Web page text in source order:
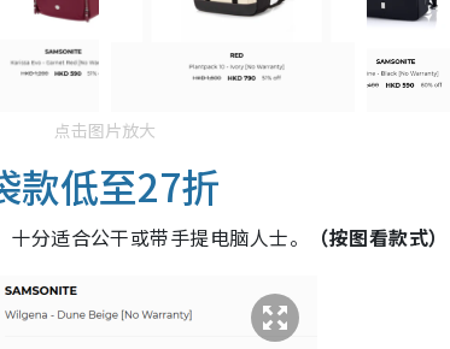
点击图片放大
款低至27折
分适合公干或带手提电脑人士。 （按图看款式）